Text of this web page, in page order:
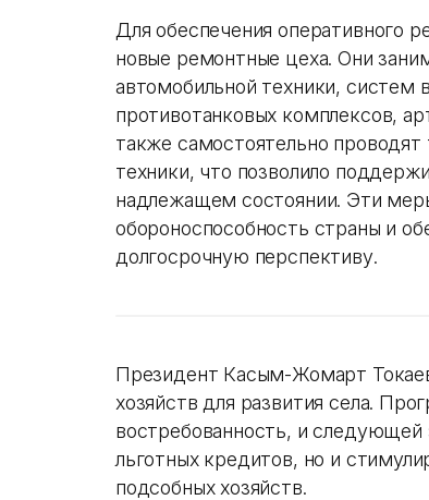
Для обеспечения оперативного
новые ремонтные цеха. Они
автомобильной техники, систем
противотанковых комплексов,
также самостоятельно
техники, что позволило
надлежащем состоянии. Эти
обороноспособность страны и
долгосрочную перспективу.
Президент Касым-Жомарт
хозяйств для развития села.
востребованность, и следующей
льготных кредитов, но и
подсобных хозяйств.